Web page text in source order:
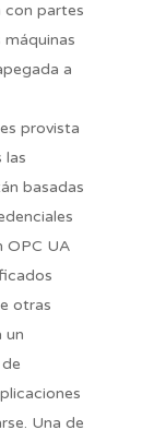
con partes
a
provista
las
basadas
OPC UA
otras
un
Una de